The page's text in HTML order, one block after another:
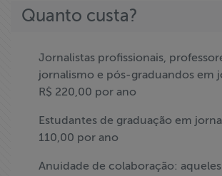
Quanto custa?
Jornalistas profissionais,
jornalismo e pós-graduandos em
R$ 220,00 por ano
Estudantes de graduação em
110,00 por ano
Anuidade de colaboração: